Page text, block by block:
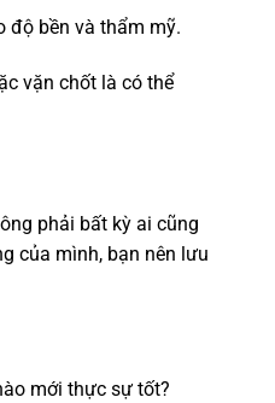
độ bền và thẩm mỹ.
vặn chốt là có thể
phải bất kỳ ai cũng
của mình, bạn nên lưu
mới thực sự tốt?